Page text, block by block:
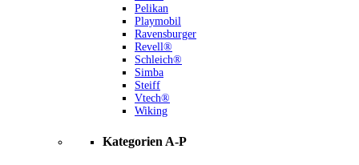
Pelikan
Playmobil
Ravensburger
Revell®
Schleich®
Simba
Steiff
Vtech®
Wiking
Kategorien A-P